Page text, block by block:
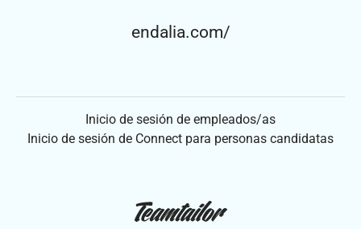
endalia.com/
Inicio de sesión de empleados/as
Inicio de sesión de Connect para personas candidatas